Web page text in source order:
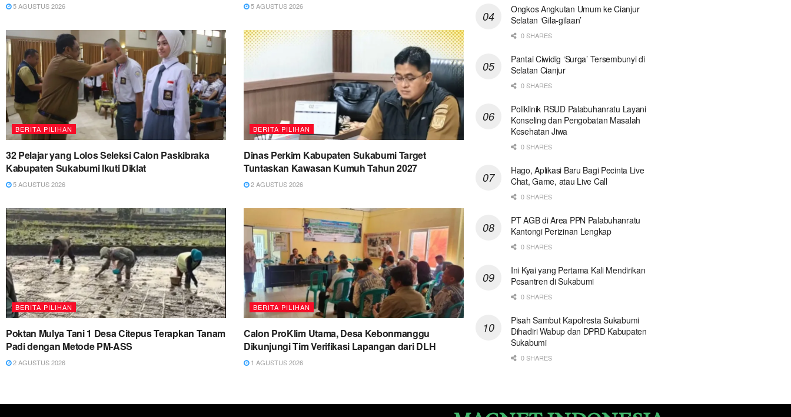
5 AGUSTUS 2026 5 AGUSTUS 2026
BERITA PILIHAN
32 Pelajar yang Lolos Seleksi Calon Paskibraka
Kabupaten Sukabumi Ikuti Diklat
5 AGUSTUS 2026
BERITA PILIHAN
Dinas Perkim Kabupaten Sukabumi Target
Tuntaskan Kawasan Kumuh Tahun 2027
2 AGUSTUS 2026
BERITA PILIHAN
Poktan Mulya Tani 1 Desa Citepus Terapkan Tanam
Padi dengan Metode PM-ASS
2 AGUSTUS 2026
BERITA PILIHAN
Calon ProKlim Utama, Desa Kebonmanggu
Dikunjungi Tim Verifikasi Lapangan dari DLH
1 AGUSTUS 2026
Ongkos Angkutan Umum ke Cianjur
Selatan ‘Gila-gilaan’
0 SHARES
Pantai Ciwidig ‘Surga’ Tersembunyi di
Selatan Cianjur
0 SHARES
Poliklinik RSUD Palabuhanratu Layani
Konseling dan Pengobatan Masalah
Kesehatan Jiwa
0 SHARES
Hago, Aplikasi Baru Bagi Pecinta Live
Chat, Game, atau Live Call
0 SHARES
PT AGB di Area PPN Palabuhanratu
Kantongi Perizinan Lengkap
0 SHARES
Ini Kyai yang Pertama Kali Mendirikan
Pesantren di Sukabumi
0 SHARES
Pisah Sambut Kapolresta Sukabumi
Dihadiri Wabup dan DPRD Kabupaten
Sukabumi
0 SHARES